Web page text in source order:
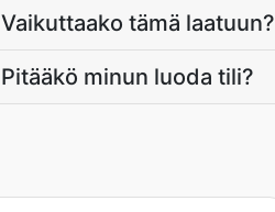
Vaikuttaako tämä laatuun?
Pitääkö minun luoda tili?